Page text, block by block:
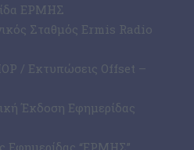
ΕΡΜΗΣ
Σταθμός Ermis Radio
/ Εκτυπώσεις Offset –
Έκδοση Εφημερίδας
Εφημερίδας “ΕΡΜΗΣ”